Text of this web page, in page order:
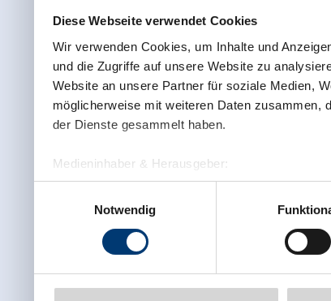
Diese Webseite verwendet Cookies
Wir verwenden Cookies, um Inhalte und
und die Zugriffe auf unsere Website zu
Website an unsere Partner für soziale Medien,
möglicherweise mit weiteren Daten zusammen,
der Dienste gesammelt haben.
Medieninhaber & Herausgeber:
Zeller Bergbahnen Zillertal GmbH & Co KG
Rohr 23// A-6280 Zell am Ziller
www.zillertalarena.com
Notwendig